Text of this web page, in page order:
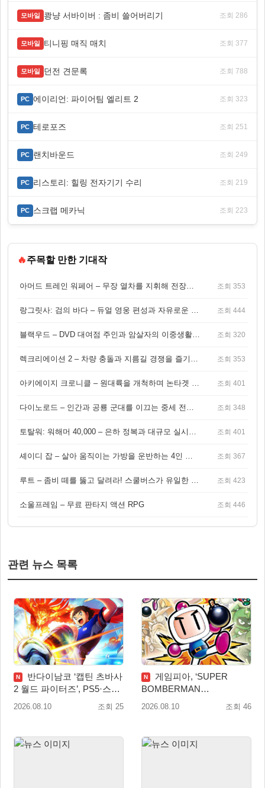
모바일 쾅냥 서바이버 : 좀비 쓸어버리기 조회 286
모바일 티니핑 매직 매치 조회 377
모바일 던전 견문록 조회 788
PC 에이리언: 파이어팀 엘리트 2 조회 323
PC 테로포즈 조회 251
PC 랜치바운드 조회 249
PC 리스토리: 힐링 전자기기 수리 조회 219
PC 스크랩 메카닉 조회 223
🔥주목할 만한 기대작
아머드 트레인 워페어 – 무장 열차를 지휘해 전장을 돌파하는 생존 전투 게임 조회 353
랑그릿사: 검의 바다 – 듀얼 영웅 편성과 자유로운 탐험을 결합한 판타지 전략 RPG 조회 444
블랙우드 – DVD 대여점 주인과 암살자의 이중생활을 그린 3인칭 액션 스릴러 게임 조회 320
렉크리에이션 2 – 차량 충돌과 지름길 경쟁을 즐기는 오픈월드 아케이드 레이싱 게임 조회 353
아키에이지 크로니클 – 원대륙을 개척하며 논타겟 전투를 즐기는 오픈월드 MMORPG 조회 401
다이노로드 – 인간과 공룡 군대를 이끄는 중세 전략 액션 RPG 조회 348
토탈워: 워해머 40,000 – 은하 정복과 대규모 실시간 전투가 결합된 전략 게임! 조회 401
셰이디 잡 – 살아 움직이는 가방을 운반하는 4인 협동 물리 어드벤처 게임 조회 367
루트 – 좀비 떼를 뚫고 달려라! 스쿨버스가 유일한 집이 되는 4인 협동 생존 게임 조회 423
소울프레임 – 무료 판타지 액션 RPG 조회 446
관련 뉴스 목록
N
반다이남코 ‘캡틴 츠바사
2 월드 파이터즈’, PS5·스위
치 패키지 선주문 실시
2026.08.10 조회 25
N
게임피아, ‘SUPER
BOMBERMAN
COLLECTION’ PS5·스위치
2026.08.10 조회 46